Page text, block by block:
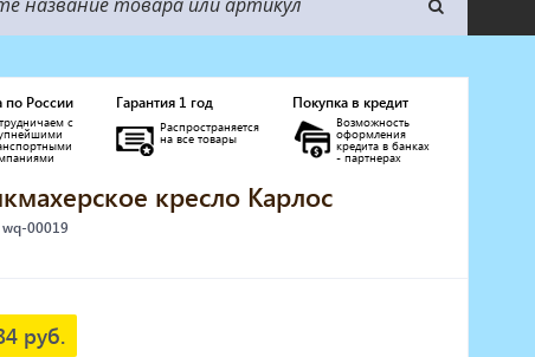
по России
с
Гарантия 1 год
Распространяется
на все товары
Покупка в кредит
Возможность
оформления
кредита в банках
- партнерах
кресло Карлос
wq-00019
руб.